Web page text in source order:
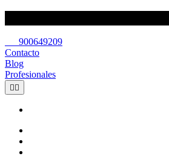
900649209
Contacto
Blog
Profesionales
 